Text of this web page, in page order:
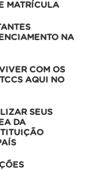
MATRÍCULA
NA
COM OS
AQUI NO
SEUS
DA